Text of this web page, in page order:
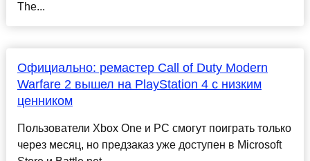
The...
Официально: ремастер Call of Duty Modern
Warfare 2 вышел на PlayStation 4 с низким
ценником
Пользователи Xbox One и PC смогут поиграть только
через месяц, но предзаказ уже доступен в Microsoft